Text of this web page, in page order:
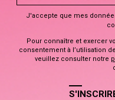
J'accepte que mes
Pour connaître et exercer
consentement à l’utilisation
veuillez consulter notre